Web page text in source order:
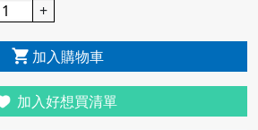
+
加入購物車
加入好想買清單